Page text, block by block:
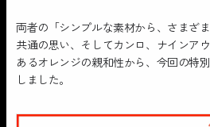
両者の「シンプルな素材から、さまざ
共通の思い、そしてカンロ、ナインア
あるオレンジの親和性から、今回の特
しました。